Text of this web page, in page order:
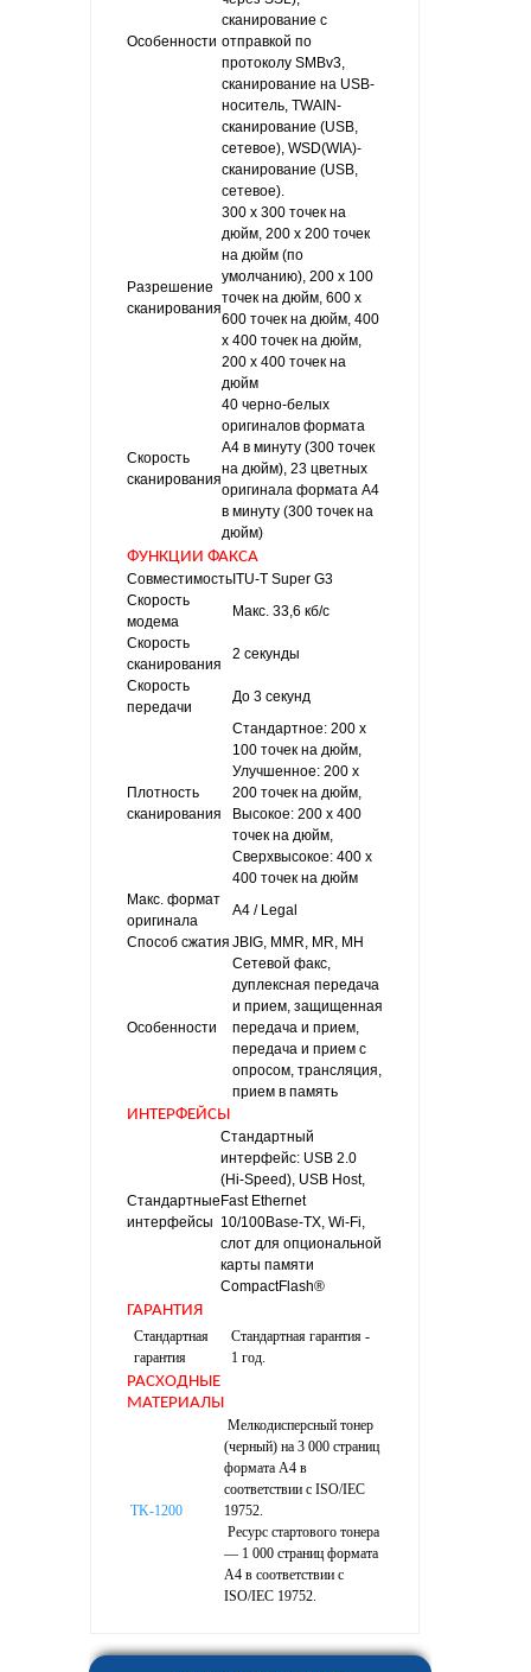
Особенности
сканирование с
отправкой по
протоколу SMBv3,
сканирование на USB-
носитель, TWAIN-
сканирование (USB,
сетевое), WSD(WIA)-
сканирование (USB,
сетевое).
Разрешение
сканирования
300 x 300 точек на
дюйм, 200 x 200 точек
на дюйм (по
умолчанию), 200 x 100
точек на дюйм, 600 x
600 точек на дюйм, 400
x 400 точек на дюйм,
200 x 400 точек на
дюйм
Скорость
сканирования
40 черно-белых
оригиналов формата
А4 в минуту (300 точек
на дюйм), 23 цветных
оригинала формата А4
в минуту (300 точек на
дюйм)
ФУНКЦИИ ФАКСА
СовместимостьITU-T Super G3
Скорость
модема
Макс. 33,6 кб/с
Скорость
сканирования
2 секунды
Скорость
передачи
До 3 секунд
Плотность
сканирования
Стандартное: 200 x
100 точек на дюйм,
Улучшенное: 200 x
200 точек на дюйм,
Высокое: 200 x 400
точек на дюйм,
Сверхвысокое: 400 x
400 точек на дюйм
Макс. формат
оригинала
A4 / Legal
Способ сжатия JBIG, MMR, MR, MH
Особенности
Сетевой факс,
дуплексная передача
и прием, защищенная
передача и прием,
передача и прием с
опросом, трансляция,
прием в память
ИНТЕРФЕЙСЫ
Стандартные
интерфейсы
Стандартный
интерфейс: USB 2.0
(Hi-Speed), USB Host,
Fast Ethernet
10/100Base-TX, Wi-Fi,
слот для опциональной
карты памяти
CompactFlash®
ГАРАНТИЯ
Стандартная
гарантия
Стандартная гарантия -
1 год.
РАСХОДНЫЕ
МАТЕРИАЛЫ
TK-1200
Мелкодисперсный тонер
(черный) на 3 000 страниц
формата A4 в
соответствии с ISO/IEC
19752.
Ресурс стартового тонера
— 1 000 страниц формата
A4 в соответствии с
ISO/IEC 19752.